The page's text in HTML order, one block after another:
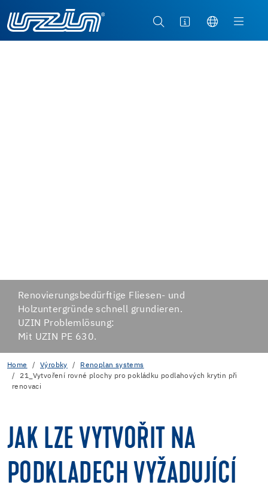
Renovierungsbedürftige Fliesen- und
Holzuntergründe schnell grundieren.
UZIN Problemlösung:
Mit UZIN PE 630.
Home Výrobky
Renoplan systems
21_Vytvoření rovné plochy pro pokládku podlahových krytin při
renovaci
JAK LZE VYTVOŘIT NA
PODKLADECH VYŽADUJÍCÍ